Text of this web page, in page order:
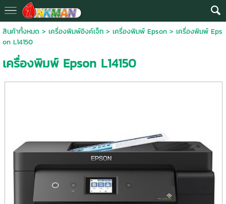
สินค้าทั้งหมด> เครื่องพิมพ์อิงค์เจ็ท> เครื่องพิมพ์ Epson> เครื่องพิมพ์ Eps
on L14150
เครื่องพิมพ์ Epson L14150